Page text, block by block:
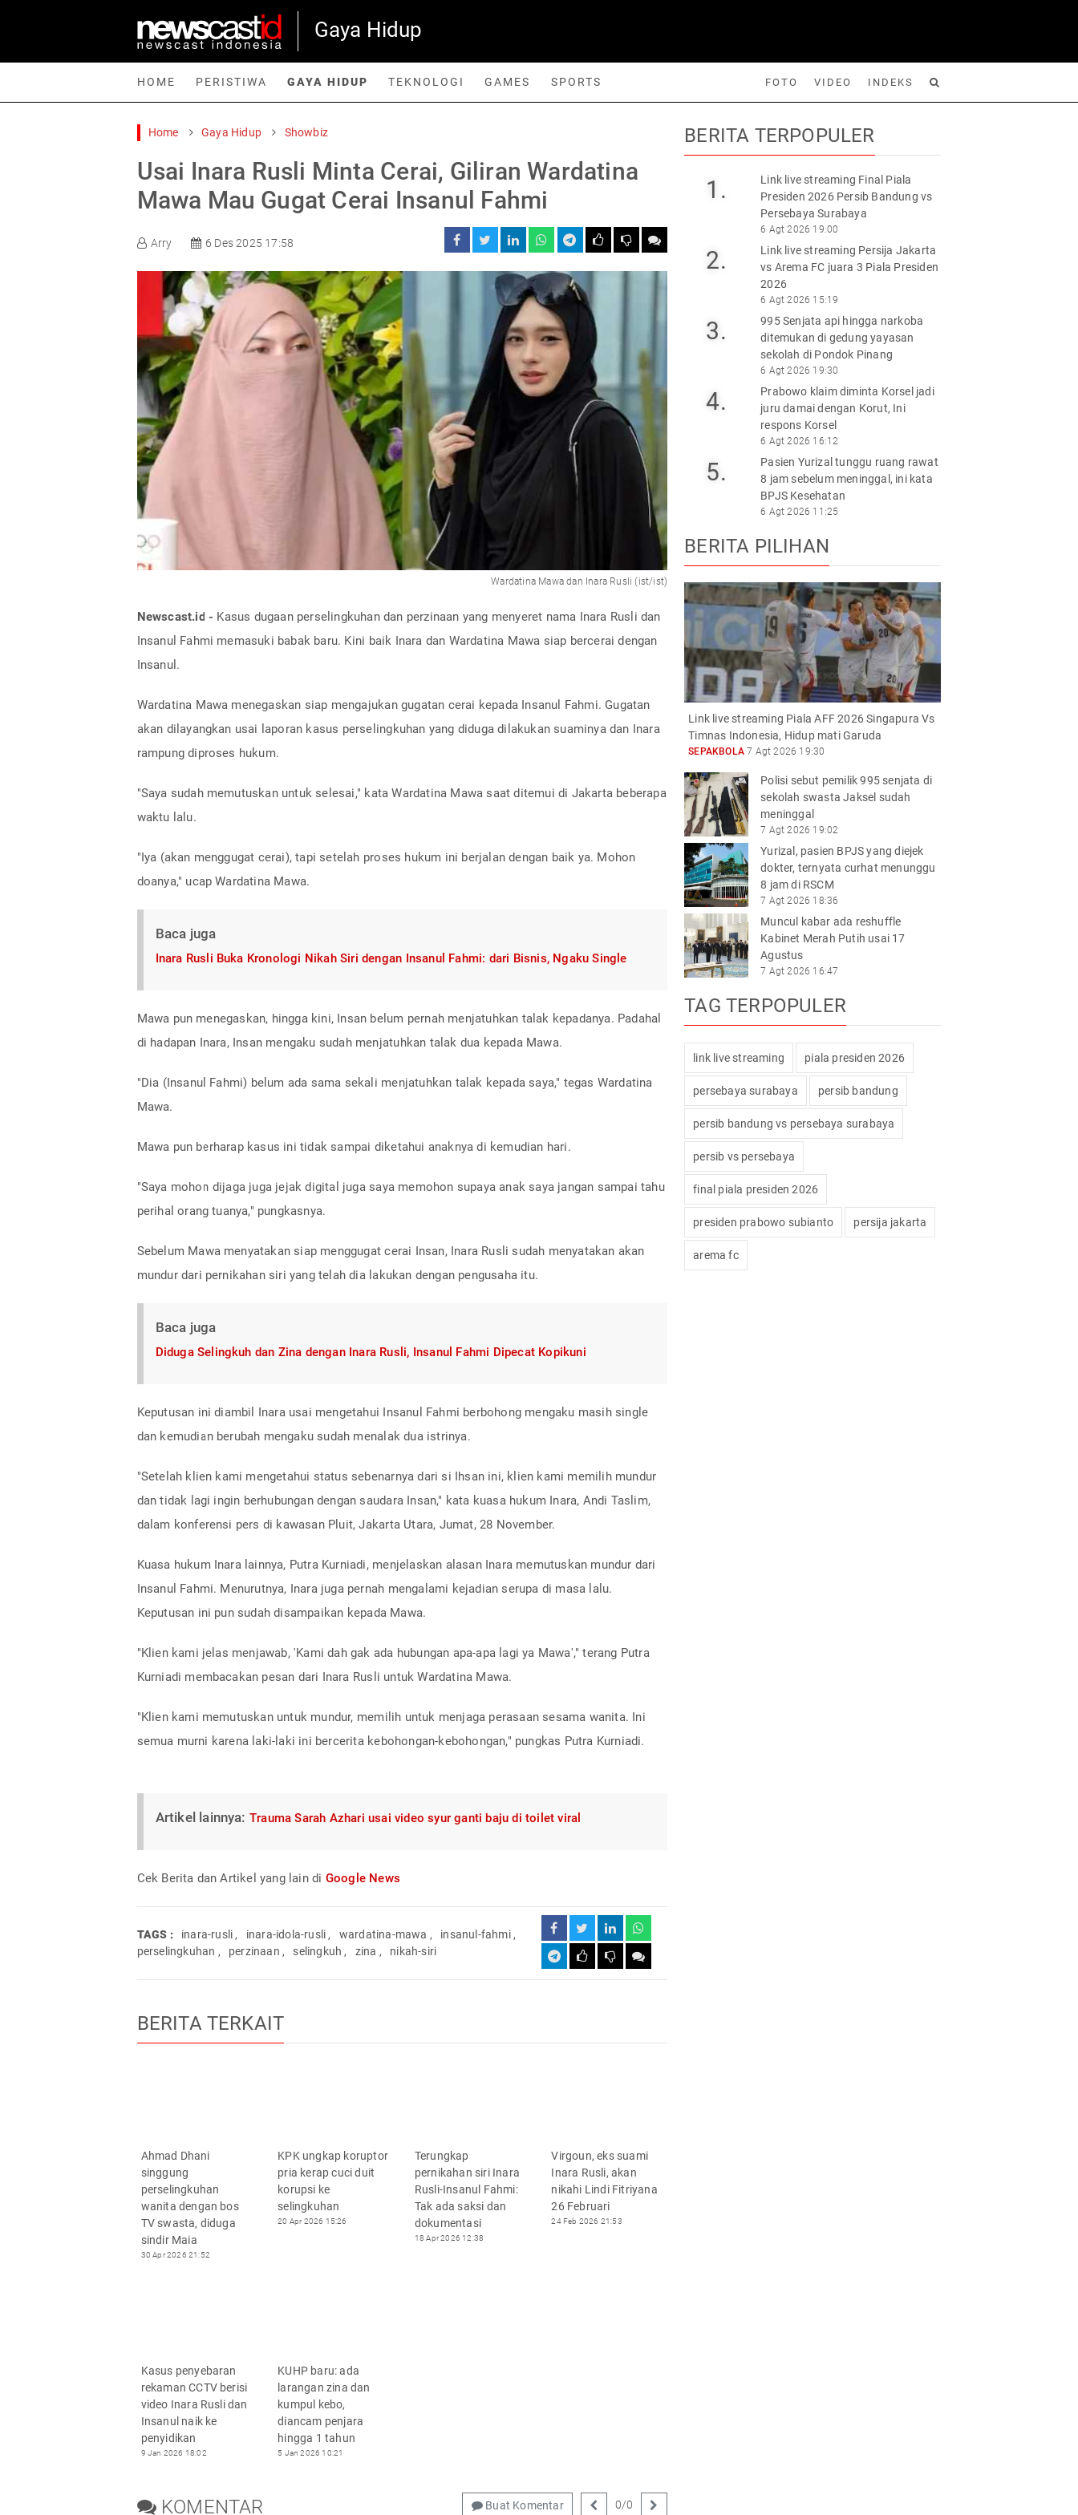
Gaya Hidup
HOME PERISTIWA GAYA HIDUP TEKNOLOGI GAMES SPORTS FOTO VIDEO INDEKS
Gaya Hidup
Foto
Home Gaya Hidup Showbiz
Usai Inara Rusli Minta Cerai, Giliran Wardatina
Mawa Mau Gugat Cerai Insanul Fahmi
Arry 6 Des 2025 17:58
Wardatina Mawa dan Inara Rusli (ist/ist)
Newscast.id - Kasus dugaan perselingkuhan dan perzinaan yang menyeret nama Inara Rusli dan
Insanul Fahmi memasuki babak baru. Kini baik Inara dan Wardatina Mawa siap bercerai dengan
Insanul.
Wardatina Mawa menegaskan siap mengajukan gugatan cerai kepada Insanul Fahmi. Gugatan
akan dilayangkan usai laporan kasus perselingkuhan yang diduga dilakukan suaminya dan Inara
rampung diproses hukum.
"Saya sudah memutuskan untuk selesai," kata Wardatina Mawa saat ditemui di Jakarta beberapa
waktu lalu.
"Iya (akan menggugat cerai), tapi setelah proses hukum ini berjalan dengan baik ya. Mohon
doanya," ucap Wardatina Mawa.
Baca juga
Inara Rusli Buka Kronologi Nikah Siri dengan Insanul Fahmi: dari Bisnis, Ngaku Single
Mawa pun menegaskan, hingga kini, Insan belum pernah menjatuhkan talak kepadanya. Padahal
di hadapan Inara, Insan mengaku sudah menjatuhkan talak dua kepada Mawa.
"Dia (Insanul Fahmi) belum ada sama sekali menjatuhkan talak kepada saya," tegas Wardatina
Mawa.
Mawa pun berharap kasus ini tidak sampai diketahui anaknya di kemudian hari.
"Saya mohon dijaga juga jejak digital juga saya memohon supaya anak saya jangan sampai tahu
perihal orang tuanya," pungkasnya.
Sebelum Mawa menyatakan siap menggugat cerai Insan, Inara Rusli sudah menyatakan akan
mundur dari pernikahan siri yang telah dia lakukan dengan pengusaha itu.
Baca juga
Diduga Selingkuh dan Zina dengan Inara Rusli, Insanul Fahmi Dipecat Kopikuni
Keputusan ini diambil Inara usai mengetahui Insanul Fahmi berbohong mengaku masih single
dan kemudian berubah mengaku sudah menalak dua istrinya.
"Setelah klien kami mengetahui status sebenarnya dari si Ihsan ini, klien kami memilih mundur
dan tidak lagi ingin berhubungan dengan saudara Insan," kata kuasa hukum Inara, Andi Taslim,
dalam konferensi pers di kawasan Pluit, Jakarta Utara, Jumat, 28 November.
Kuasa hukum Inara lainnya, Putra Kurniadi, menjelaskan alasan Inara memutuskan mundur dari
Insanul Fahmi. Menurutnya, Inara juga pernah mengalami kejadian serupa di masa lalu.
Keputusan ini pun sudah disampaikan kepada Mawa.
"Klien kami jelas menjawab, 'Kami dah gak ada hubungan apa-apa lagi ya Mawa'," terang Putra
Kurniadi membacakan pesan dari Inara Rusli untuk Wardatina Mawa.
"Klien kami memutuskan untuk mundur, memilih untuk menjaga perasaan sesama wanita. Ini
semua murni karena laki-laki ini bercerita kebohongan-kebohongan," pungkas Putra Kurniadi.
Artikel lainnya: Trauma Sarah Azhari usai video syur ganti baju di toilet viral
Cek Berita dan Artikel yang lain di Google News
TAGS : inara-rusli , inara-idola-rusli , wardatina-mawa , insanul-fahmi,
perselingkuhan , perzinaan , selingkuh , zina , nikah-siri
BERITA TERKAIT
Ahmad Dhani
singgung
perselingkuhan
wanita dengan bos
TV swasta, diduga
sindir Maia
30 Apr 2026 21:52
KPK ungkap koruptor
pria kerap cuci duit
korupsi ke
selingkuhan
20 Apr 2026 15:26
Terungkap
pernikahan siri Inara
Rusli-Insanul Fahmi:
Tak ada saksi dan
dokumentasi
18 Apr 2026 12:38
Virgoun, eks suami
Inara Rusli, akan
nikahi Lindi Fitriyana
26 Februari
24 Feb 2026 21:53
Kasus penyebaran
rekaman CCTV berisi
video Inara Rusli dan
Insanul naik ke
penyidikan
9 Jan 2026 18:02
KUHP baru: ada
larangan zina dan
kumpul kebo,
diancam penjara
hingga 1 tahun
5 Jan 2026 10:21
KOMENTAR Buat Komentar 0/0
BERITA TERPOPULER
1.
Link live streaming Final Piala
Presiden 2026 Persib Bandung vs
Persebaya Surabaya
6 Agt 2026 19:00
2.
Link live streaming Persija Jakarta
vs Arema FC juara 3 Piala Presiden
2026
6 Agt 2026 15:19
3.
995 Senjata api hingga narkoba
ditemukan di gedung yayasan
sekolah di Pondok Pinang
6 Agt 2026 19:30
4.
Prabowo klaim diminta Korsel jadi
juru damai dengan Korut, Ini
respons Korsel
6 Agt 2026 16:12
5.
Pasien Yurizal tunggu ruang rawat
8 jam sebelum meninggal, ini kata
BPJS Kesehatan
6 Agt 2026 11:25
BERITA PILIHAN
Link live streaming Piala AFF 2026 Singapura Vs
Timnas Indonesia, Hidup mati Garuda
SEPAKBOLA7 Agt 2026 19:30
Polisi sebut pemilik 995 senjata di
sekolah swasta Jaksel sudah
meninggal
7 Agt 2026 19:02
Yurizal, pasien BPJS yang diejek
dokter, ternyata curhat menunggu
8 jam di RSCM
7 Agt 2026 18:36
Muncul kabar ada reshuffle
Kabinet Merah Putih usai 17
Agustus
7 Agt 2026 16:47
TAG TERPOPULER
link live streaming piala presiden 2026
persebaya surabaya persib bandung
persib bandung vs persebaya surabaya
persib vs persebaya
final piala presiden 2026
presiden prabowo subianto persija jakarta
arema fc